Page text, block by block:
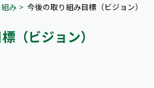
み 今後の取り組み目標（ビジョン）
（ビジョン）